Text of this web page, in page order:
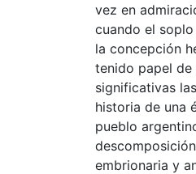
vez en
cuando el
la concepción
tenido papel de
significativas
historia de una
pueblo
embrionaria y